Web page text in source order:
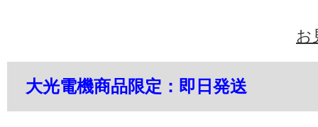
お
大光電機商品限定：即日発送